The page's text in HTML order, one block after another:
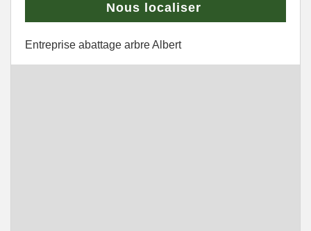
Nous localiser
Entreprise abattage arbre Albert